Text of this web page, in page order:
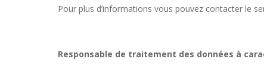
Pour plus d’informations vous pouvez contacter le
Responsable de traitement des données à